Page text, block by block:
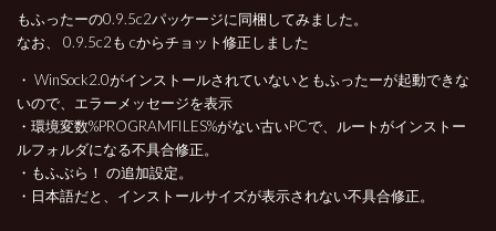
もふったーの0.9.5c2パッケージに同梱してみました。
なお、 0.9.5c2も cからチョット修正しました
・ WinSock2.0がインストールされていないともふったーが起動できな
いので、エラーメッセージを表示
・環境変数%PROGRAMFILES%がない古いPCで、ルートがインストー
ルフォルダになる不具合修正。
・もふぶら！ の追加設定。
・日本語だと、インストールサイズが表示されない不具合修正。